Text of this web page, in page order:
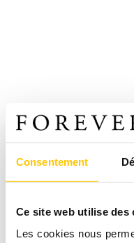
Consentement
Ce site web utilise des
Les cookies nous